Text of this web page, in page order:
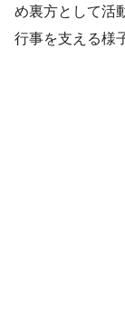
め裏方として活
行事を支える様